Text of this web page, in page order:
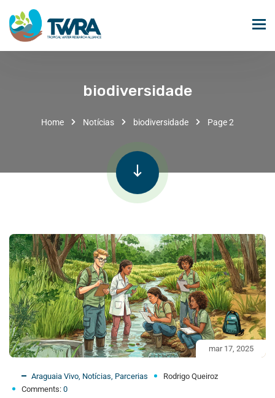
biodiversidade
Home Notícias biodiversidade Page 2
mar 17, 2025
Araguaia Vivo Notícias Parcerias
Rodrigo Queiroz
Comments: 0